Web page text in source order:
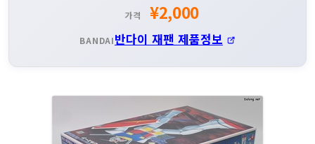
가격 ¥2,000
BANDAI반다이 재팬 제품정보